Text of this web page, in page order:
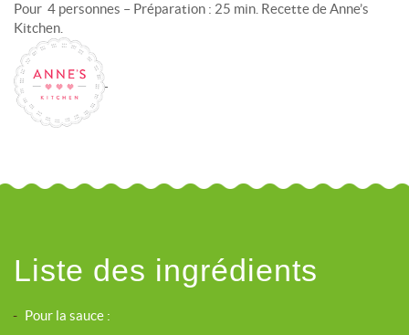
Pour 4 personnes – Préparation : 25 min. Recette de Anne’s
Kitchen.
Liste des ingrédients
- Pour la sauce :